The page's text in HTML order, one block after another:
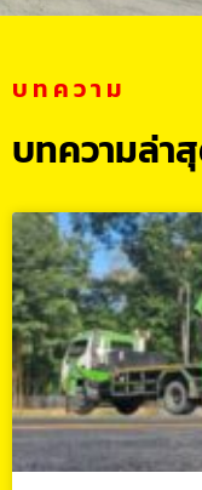
บทความ
บทความล่า